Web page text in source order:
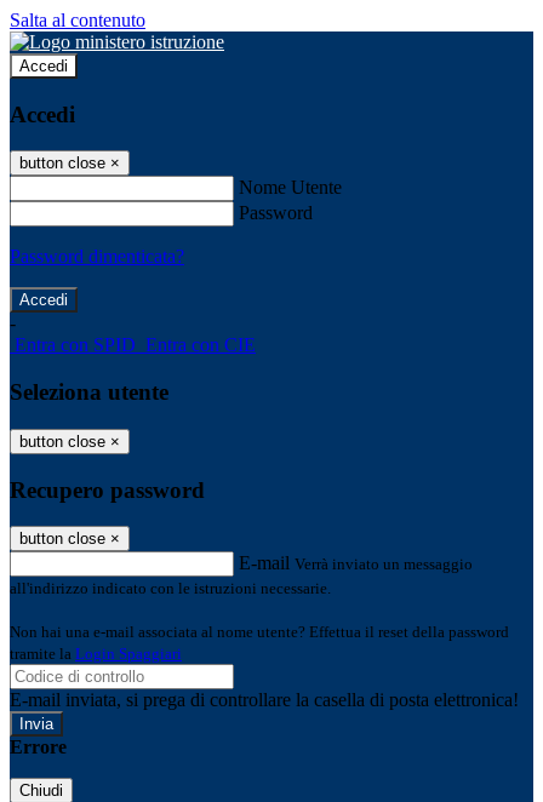
Salta al contenuto
Accedi
Accedi
button close ×
Nome Utente
Password
Password dimenticata?
-
Entra con SPID Entra con CIE
Seleziona utente
button close ×
Recupero password
button close ×
E-mail Verrà inviato un messaggio
all'indirizzo indicato con le istruzioni necessarie.
Non hai una e-mail associata al nome utente? Effettua il reset della password
tramite la Login Spaggiari
E-mail inviata, si prega di controllare la casella di posta elettronica!
Errore
Chiudi